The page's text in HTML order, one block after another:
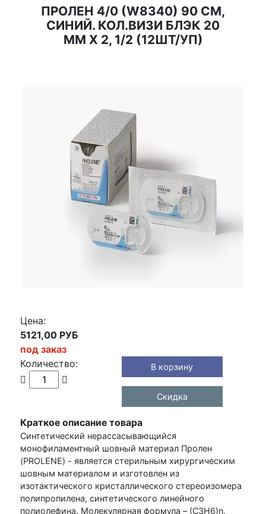
ПРОЛЕН 4/0 (W8340) 90 СМ,
СИНИЙ. КОЛ.ВИЗИ БЛЭК 20
ММ Х 2, 1/2 (12ШТ/УП)
Цена:
5121,00 РУБ
под заказ
Количество:
В корзину
Скидка
Краткое описание товара
Синтетический нерассасывающийся
монофиламентный шовный материал Пролен
(PROLENE) - является стерильным хирургическим
шовным материалом и изготовлен из
изотактического кристаллического стереоизомера
полипропилена, синтетического линейного
полиолефина. Молекулярная формула – (С3H6)n.